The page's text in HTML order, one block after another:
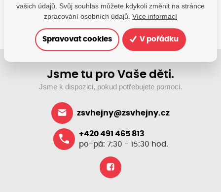
Jsme tu pro Vaše děti.
Jsme k dispozici, pokud potřebujete pomoci.
zsvhejny@zsvhejny.cz
+420 491 465 813
po-pá: 7:30 - 15:30 hod.
vašich údajů. Svůj souhlas můžete kdykoli změnit na stránce
zpracování osobních údajů. Více informací
Spravovat cookies V pořádku